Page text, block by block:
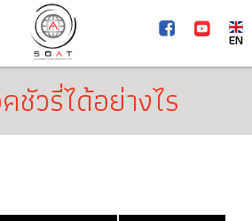
EN
ชัวรี่ได้อย่างไร